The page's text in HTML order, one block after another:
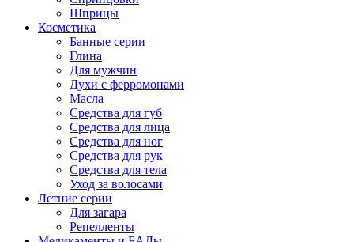
Шприцы
Косметика
Банные серии
Глина
Для мужчин
Духи с ферромонами
Масла
Средства для губ
Средства для лица
Средства для ног
Средства для рук
Средства для тела
Уход за волосами
Летние серии
Для загара
Репелленты